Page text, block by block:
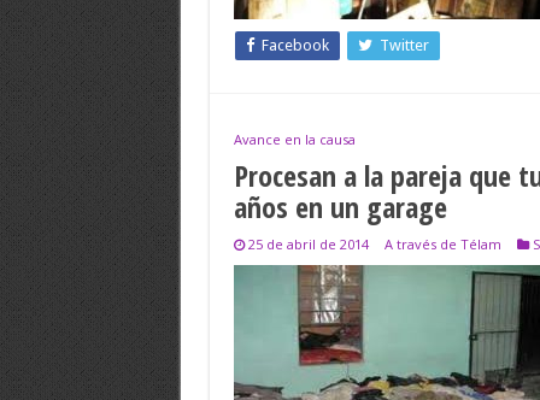
Facebook Twitter
Avance en la causa
Procesan a la pareja que
años en un garage
25 de abril de 2014 A través de Télam